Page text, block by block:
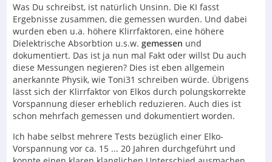
Was Du schreibst, ist natürlich Unsinn. Die KI fasst
Ergebnisse zusammen, die gemessen wurden. Und dabei
wurden eben u.a. höhere Klirrfaktoren, eine höhere
Dielektrische Absorbtion u.s.w. gemessen und
dokumentiert. Das ist ja nun mal Fakt oder willst Du auch
diese Messungen negieren? Dies ist eben allgemein
anerkannte Physik, wie Toni31 schreiben würde. Übrigens
lässt sich der Klirrfaktor von Elkos durch polungskorrekte
Vorspannung dieser erheblich reduzieren. Auch dies ist
schon mehrfach gemessen und dokumentiert worden.
Ich habe selbst mehrere Tests bezüglich einer Elko-
Vorspannung vor ca. 15 ... 20 Jahren durchgeführt und